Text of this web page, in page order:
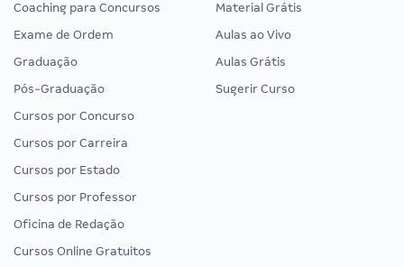
Coaching para Concursos
Exame de Ordem
Graduação
Pós-Graduação
Cursos por Concurso
Cursos por Carreira
Cursos por Estado
Cursos por Professor
Oficina de Redação
Cursos Online Gratuitos
Material Grátis
Aulas ao Vivo
Aulas Grátis
Sugerir Curso